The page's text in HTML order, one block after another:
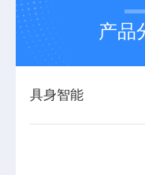
产品
具身智能